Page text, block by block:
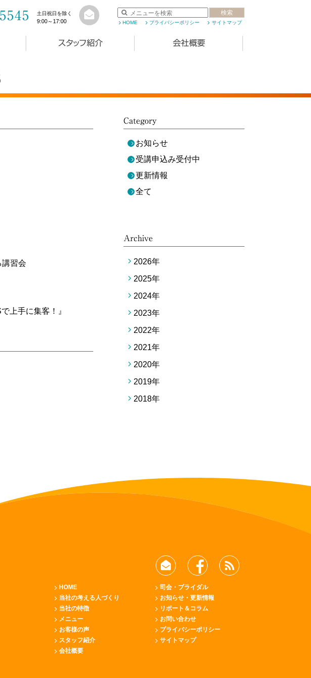
土日祝日を除く
9:00～17:00
検索
HOME プライバシーポリシー サイトマップ
スタッフ紹介 会社概要
習会
で上手に集客！』
Category
お知らせ
受講申込み受付中
更新情報
全て
Archive
2026年
2025年
2024年
2023年
2022年
2021年
2020年
2019年
2018年
HOME
当社の考える人づくり
当社の特徴
メニュー
お客様の声
スタッフ紹介
会社概要
司会・ブライダル
お知らせ・更新情報
リポート＆コラム
お問い合わせ
プライバシーポリシー
サイトマップ